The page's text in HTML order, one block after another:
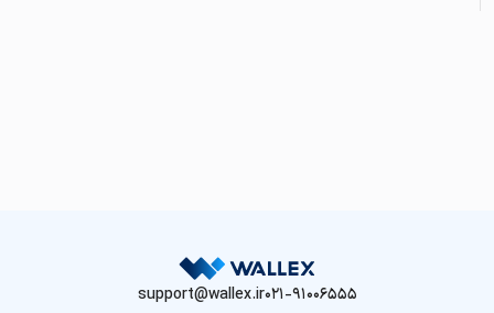
021-91006555
support@wallex.ir